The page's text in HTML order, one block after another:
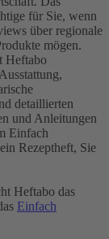
für Sie, wenn
über regionale
mögen.
Heftabo
detaillierten
und Anleitungen
Einfach
Rezeptheft, Sie
Heftabo das
Einfach